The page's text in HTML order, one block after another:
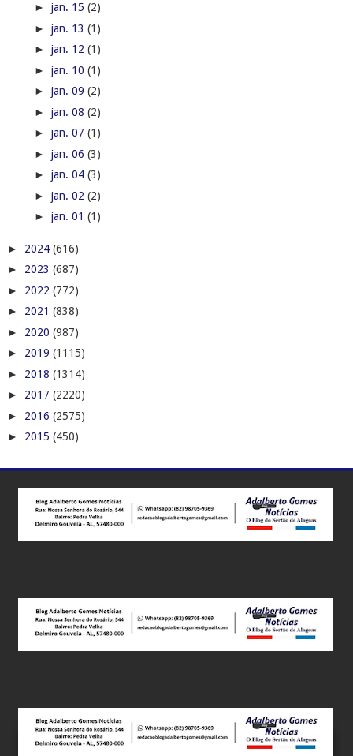
Este site utiliza cookies para melhorar sua experiência e
► jan. 15 (2)
► jan. 13 (1)
► jan. 12 (1)
► jan. 10 (1)
► jan. 09 (2)
► jan. 08 (2)
► jan. 07 (1)
► jan. 06 (3)
► jan. 04 (3)
► jan. 02 (2)
► jan. 01 (1)
► 2024 (616)
► 2023 (687)
► 2022 (772)
► 2021 (838)
► 2020 (987)
► 2019 (1115)
► 2018 (1314)
► 2017 (2220)
► 2016 (2575)
► 2015 (450)